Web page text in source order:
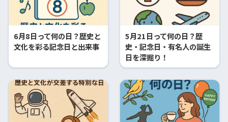
6月8日って何の日？歴史と
文化を彩る記念日と出来事
5月21日って何の日？歴
史・記念日・有名人の誕生
日を深掘り！